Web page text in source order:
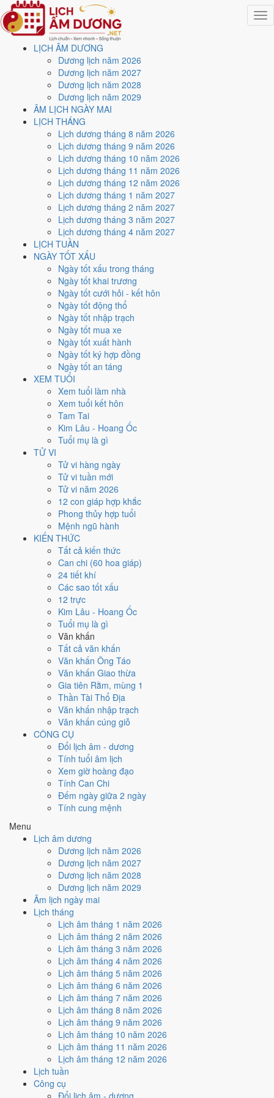
LỊCH ÂM DƯƠNG
Dương lịch năm 2026
Dương lịch năm 2027
Dương lịch năm 2028
Dương lịch năm 2029
ÂM LỊCH NGÀY MAI
LỊCH THÁNG
Lịch dương tháng 8 năm 2026
Lịch dương tháng 9 năm 2026
Lịch dương tháng 10 năm 2026
Lịch dương tháng 11 năm 2026
Lịch dương tháng 12 năm 2026
Lịch dương tháng 1 năm 2027
Lịch dương tháng 2 năm 2027
Lịch dương tháng 3 năm 2027
Lịch dương tháng 4 năm 2027
LỊCH TUẦN
NGÀY TỐT XẤU
Ngày tốt xấu trong tháng
Ngày tốt khai trương
Ngày tốt cưới hỏi - kết hôn
Ngày tốt động thổ
Ngày tốt nhập trạch
Ngày tốt mua xe
Ngày tốt xuất hành
Ngày tốt ký hợp đồng
Ngày tốt an táng
XEM TUỔI
Xem tuổi làm nhà
Xem tuổi kết hôn
Tam Tai
Kim Lâu - Hoang Ốc
Tuổi mụ là gì
TỬ VI
Tử vi hàng ngày
Tử vi tuần mới
Tử vi năm 2026
12 con giáp hợp khắc
Phong thủy hợp tuổi
Mệnh ngũ hành
KIẾN THỨC
Tất cả kiến thức
Can chi (60 hoa giáp)
24 tiết khí
Các sao tốt xấu
12 trực
Kim Lâu - Hoang Ốc
Tuổi mụ là gì
Văn khấn
Tất cả văn khấn
Văn khấn Ông Táo
Văn khấn Giao thừa
Gia tiên Rằm, mùng 1
Thần Tài Thổ Địa
Văn khấn nhập trạch
Văn khấn cúng giỗ
CÔNG CỤ
Đổi lịch âm - dương
Tính tuổi âm lịch
Xem giờ hoàng đạo
Tính Can Chi
Đếm ngày giữa 2 ngày
Tính cung mệnh
Menu
Lịch âm dương
Dương lịch năm 2026
Dương lịch năm 2027
Dương lịch năm 2028
Dương lịch năm 2029
Âm lịch ngày mai
Lịch tháng
Lịch âm tháng 1 năm 2026
Lịch âm tháng 2 năm 2026
Lịch âm tháng 3 năm 2026
Lịch âm tháng 4 năm 2026
Lịch âm tháng 5 năm 2026
Lịch âm tháng 6 năm 2026
Lịch âm tháng 7 năm 2026
Lịch âm tháng 8 năm 2026
Lịch âm tháng 9 năm 2026
Lịch âm tháng 10 năm 2026
Lịch âm tháng 11 năm 2026
Lịch âm tháng 12 năm 2026
Lịch tuần
Công cụ
Đổi lịch âm - dương
Trang chủ
Lịch năm 2026
Tháng 5/2026
Ngày 19/5/2026 (Quý Tỵ)
Xem ngày19/5/2026
lịch - Ngày 3/4 âm lịch (Quý
Tỵ) tốt hay xấu?
Ngày 19/5/2026 dương lịch (Thứ Ba) là ngày 3/4/2026 âm lịch
Quý Tỵ - Can khắc Chi, Trực Kiến, Sao Chủy, nạp âm Trường
Lưu Thủy. Tổng hòa, đây làNgày Hungvới điểm trung bình
cho các việc quan trọng. Giờ Hoàng Đạo trong ngày:
Mùi, Tuất, Hợi.
Ngày Dương
Tháng 5 năm 2026
Tháng 4 âm năm 2026
Tiết Lập Hạ
Nhâm Tý
Bính Ngọ
Ngày Quý Tỵ có TrựcKiến(ngày khởi sự, mở đầu) và gặp Sao
Trận hắc đạo . Điểm trung bình 7 việc chính chỉ
, cần thận trọng với các quyết định lớn khó đảo ngược.
Dậu, Sửu, Thân hợp ngày; tuổi
Ngày 19/5/2026 tốt hay xấu cho
việc gì?
Ngày 19/5/2026 đạt4.0/10 trung bình cho 7 việc chính: cao nhất là
Kết bạn - gặp gỡ (8/10)
Kiến (ngày khởi sự, mở đầu) và gặp Sao Câu Trận hắc đạo nên điểm
từng việc chênh nhau như bảng dưới.
Cưới hỏi - đính hôn
Trung bình
Cưới hỏi - đính hôn hôm nay ở
Chủy và Ngày Hắc Đạogây bất lợi.
Cách tính ngày tốt
Khai trương - mở cửa hàng
Trung bình
Khai trương - mở cửa hàng hôm nay ở
Ngày Hắc Đạogây bất lợi.
Cách tính ngày tốt
Ký hợp đồng - giao ước
Trung bình
Ký hợp đồng - giao ước hôm nay ở
Ngày Hắc Đạogây bất lợi.
Cách tính ngày tốt
🏗️
Động thổ - khởi công
Trung bình
Động thổ - khởi công hôm nay ở
Ngày Hắc Đạogây bất lợi.
Cách tính ngày tốt
🏡 Nhập trạch - vào nhà mới
Trung bình
Nhập trạch - vào nhà mới hôm nay ở
Ngày Hắc Đạogây bất lợi.
Cách tính ngày tốt
Mua xe - tậu xe
Trung bình
Mua xe - tậu xe hôm nay ởmức trung bình (4/10)
Hắc Đạogây bất lợi.
Cách tính ngày tốt
Xuất hành - đi xa
Trung bình
Xuất hành - đi xa hôm nay ở
Chủy và Ngày Hắc Đạo